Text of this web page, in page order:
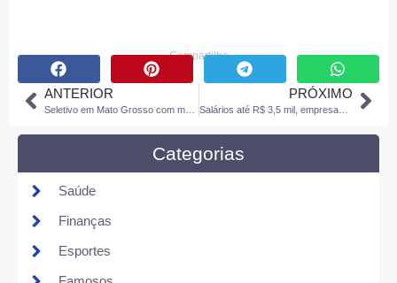
Compartilhe
ANTERIOR PRÓXIMO
Salários até R$ 3,5 mil, empresas de Sinop contratam 173 novas vagas de empregos.
Categorias
Saúde
Finanças
Esportes